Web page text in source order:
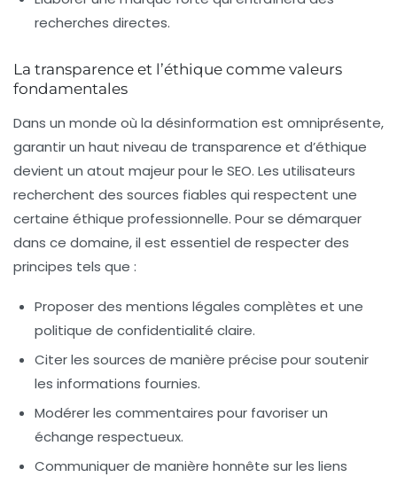
recherches directes.
La transparence et l’éthique comme valeurs
fondamentales
Dans un monde où la désinformation est omniprésente,
garantir un haut niveau de transparence et d’éthique
devient un atout majeur pour le SEO. Les utilisateurs
recherchent des sources fiables qui respectent une
certaine éthique professionnelle. Pour se démarquer
dans ce domaine, il est essentiel de respecter des
principes tels que :
Proposer des mentions légales complètes et une
politique de confidentialité claire.
Citer les sources de manière précise pour soutenir
les informations fournies.
Modérer les commentaires pour favoriser un
échange respectueux.
Communiquer de manière honnête sur les liens